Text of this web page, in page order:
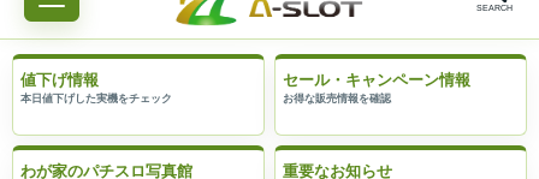
SEARCH
値下げ情報 セール・キャンペーン情報
わが家のパチスロ写真館 重要なお知らせ